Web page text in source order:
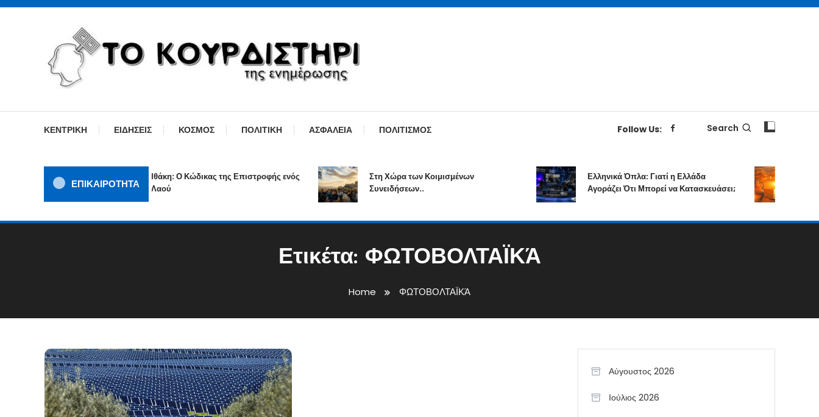
Skip
TOKOURDISTIRI.GR
ΚΕΝΤΡΙΚΗ ΕΙΔΗΣΕΙΣ ΚΟΣΜΟΣ ΠΟΛΙΤΙΚΗ ΑΣΦΑΛΕΙΑ ΠΟΛΙΤΙΣΜΟΣ Follow Us: Search
ΕΠΙΚΑΙΡΟΤΗΤΑ
Ιθάκη: Ο Κώδικας της Επιστροφής ενός
Λαού
Στη Χώρα των Κοιμισμένων
Συνειδήσεων..
Ελληνικά Όπλα: Γιατί η Ελλάδα
Αγοράζει Ότι Μπορεί να Κατασκευάσει;
Ετικέτα: ΦΩΤΟΒΟΛΤΑΪΚΆ
Home ΦΩΤΟΒΟΛΤΑΪΚΆ
Αύγουστος 2026
Ιούλιος 2026